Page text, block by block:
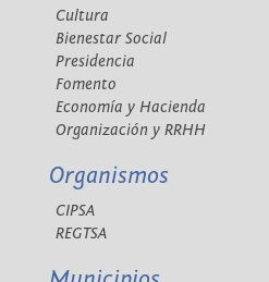
Cultura
Bienestar Social
Presidencia
Fomento
Economía y Hacienda
Organización y RRHH
Organismos
CIPSA
REGTSA